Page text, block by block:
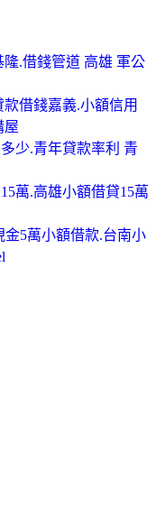
.借錢管道 高雄 軍公
借錢嘉義.小額信用
屋
少.青年貸款率利 青
萬.高雄小額借貸15萬
金5萬小額借款.台南小